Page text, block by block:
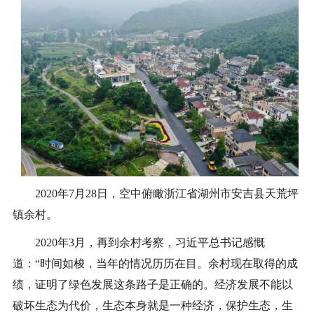
2020年7月28日，空中俯瞰浙江省湖州市安吉县天荒坪
镇余村。
2020年3月，再到余村考察，习近平总书记感慨
道：“时间如梭，当年的情况历历在目。余村现在取得的成
绩，证明了绿色发展这条路子是正确的。经济发展不能以
破坏生态为代价，生态本身就是一种经济，保护生态，生